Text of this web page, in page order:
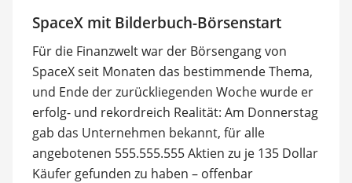
SpaceX mit Bilderbuch-Börsenstart
Für die Finanzwelt war der Börsengang von
SpaceX seit Monaten das bestimmende Thema,
und Ende der zurückliegenden Woche wurde er
erfolg- und rekordreich Realität: Am Donnerstag
gab das Unternehmen bekannt, für alle
angebotenen 555.555.555 Aktien zu je 135 Dollar
Käufer gefunden zu haben – offenbar